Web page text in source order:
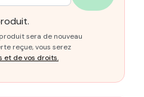
sera de nouveau
reçue, vous serez
et de vos droits.